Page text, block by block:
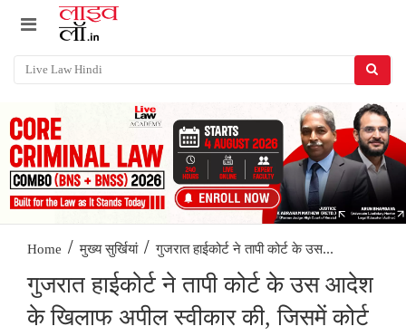
Home / मुख्य सुर्खियां / गुजरात हाईकोर्ट ने तापी कोर्ट के उस...
गुजरात हाईकोर्ट ने तापी कोर्ट के उस आदेश
के खिलाफ अपील स्वीकार की, जिसमें कोर्ट